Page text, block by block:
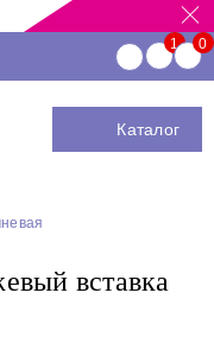
Каталог
вставка